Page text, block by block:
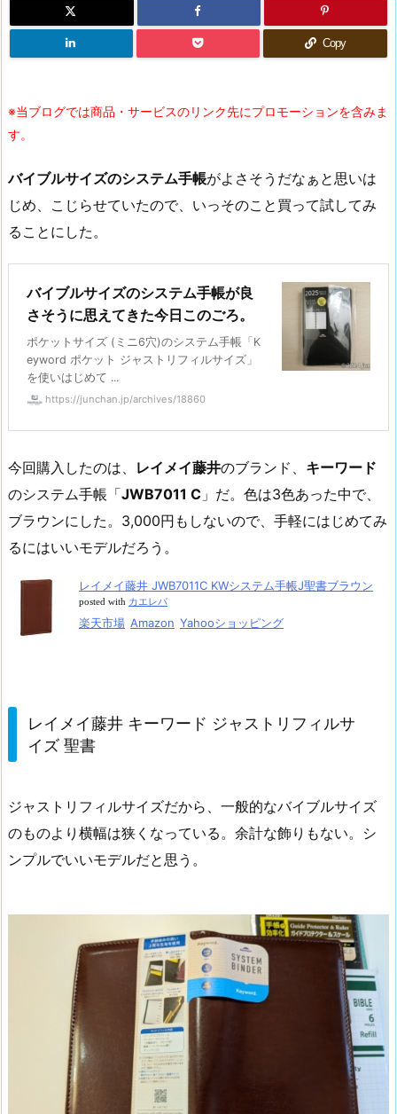
Copy
※当ブログでは商品・サービスのリンク先にプロモーションを含みま
す。
バイブルサイズのシステム手帳がよさそうだなぁと思いは
じめ、こじらせていたので、いっそのこと買って試してみ
ることにした。
バイブルサイズのシステム手帳が良
さそうに思えてきた今日このごろ。
ポケットサイズ (ミニ6穴)のシステム手帳「K
eyword ポケット ジャストリフィルサイズ」
を使いはじめて ...
https://junchan.jp/archives/18860
今回購入したのは、 レイメイ藤井のブランド、 キーワード
のシステム手帳「JWB7011 C 」だ。色は3色あった中で、
ブラウンにした。3,000円もしないので、手軽にはじめてみ
るにはいいモデルだろう。
レイメイ藤井 JWB7011C KWシステム手帳J聖書ブラウン
posted with カエレバ
楽天市場 Amazon Yahooショッピング
レイメイ藤井 キーワード ジャストリフィルサ
イズ 聖書
ジャストリフィルサイズだから、一般的なバイブルサイズ
のものより横幅は狭くなっている。余計な飾りもない。シ
ンプルでいいモデルだと思う。